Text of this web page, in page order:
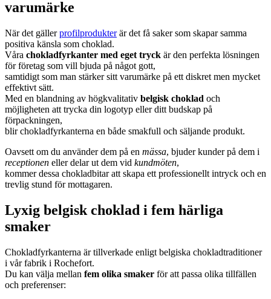
varumärke
När det gällerprofilprodukterär det få saker som skapar samma
positiva känsla som choklad.
Våra chokladfyrkanter med eget tryck är den perfekta lösningen
för företag som vill bjuda på något gott,
samtidigt som man stärker sitt varumärke på ett diskret men mycket
effektivt sätt.
Med en blandning av högkvalitativ belgisk choklad och
möjligheten att trycka din logotyp eller ditt budskap på
förpackningen,
blir chokladfyrkanterna en både smakfull och säljande produkt.
Oavsett om du använder dem på en mässa, bjuder kunder på dem i
receptionen eller delar ut dem vid kundmöten,
kommer dessa chokladbitar att skapa ett professionellt intryck och en
trevlig stund för mottagaren.
Lyxig belgisk choklad i fem härliga
smaker
Chokladfyrkanterna är tillverkade enligt belgiska chokladtraditioner
i vår fabrik i Rochefort.
Du kan välja mellan fem olika smaker för att passa olika tillfällen
och preferenser: